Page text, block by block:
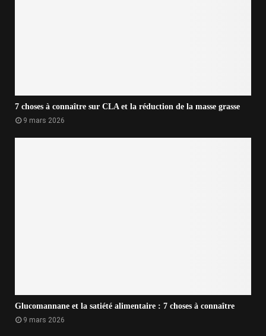
7 choses à connaître sur CLA et la réduction de la masse grasse
9 mars 2026
Glucomannane et la satiété alimentaire : 7 choses à connaître
9 mars 2026